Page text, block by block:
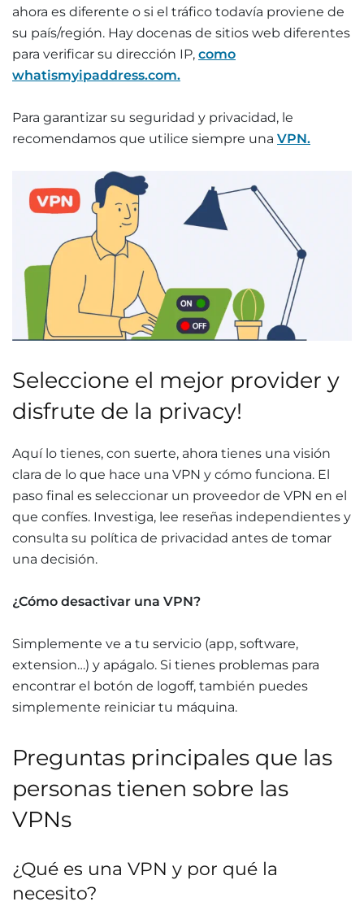
ahora es diferente o si el tráfico todavía proviene de
su país/región. Hay docenas de sitios web diferentes
para verificar su dirección IP, como
whatismyipaddress.com.
Para garantizar su seguridad y privacidad, le
recomendamos que utilice siempre una VPN.
Seleccione el mejor provider y
disfrute de la privacy!
Aquí lo tienes, con suerte, ahora tienes una visión
clara de lo que hace una VPN y cómo funciona. El
paso final es seleccionar un proveedor de VPN en el
que confíes. Investiga, lee reseñas independientes y
consulta su política de privacidad antes de tomar
una decisión.
¿Cómo desactivar una VPN?
Simplemente ve a tu servicio (app, software,
extension…) y apágalo. Si tienes problemas para
encontrar el botón de logoff, también puedes
simplemente reiniciar tu máquina.
Preguntas principales que las
personas tienen sobre las
VPNs
¿Qué es una VPN y por qué la
necesito?